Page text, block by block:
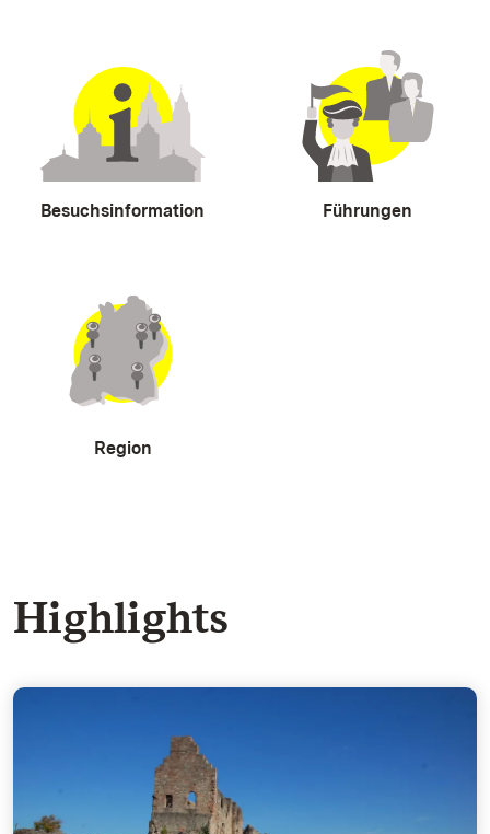
Besuchsinformation Führungen
Region
Highlights
Die Anlage - Von der Burg zum Schloss